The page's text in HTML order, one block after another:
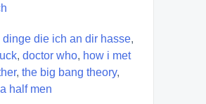
dinge die ich an dir hasse,
, doctor who, how i met
, the big bang theory,
half men